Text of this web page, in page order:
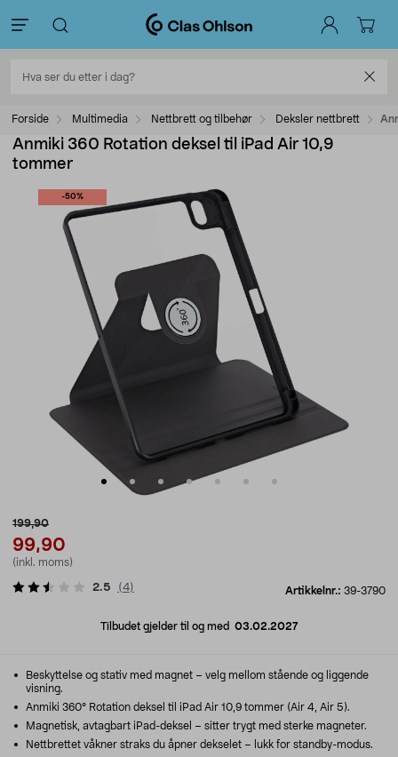
Forside Multimedia Nettbrett og tilbehør Deksler nettbrett
Anmiki 360 Rotation deksel til iPad Air 10,9
tommer
-50%
199,90
99,90
(inkl. moms)
Artikkelnr.: 39-3790
2.5 (4)
Tilbudet gjelder til og med 03.02.2027
Beskyttelse og stativ med magnet – velg mellom stående og liggende
visning.
Anmiki 360° Rotation deksel til iPad Air 10,9 tommer (Air 4, Air 5).
Magnetisk, avtagbart iPad-deksel – sitter trygt med sterke magneter.
Nettbrettet våkner straks du åpner dekselet – lukk for standby-modus.